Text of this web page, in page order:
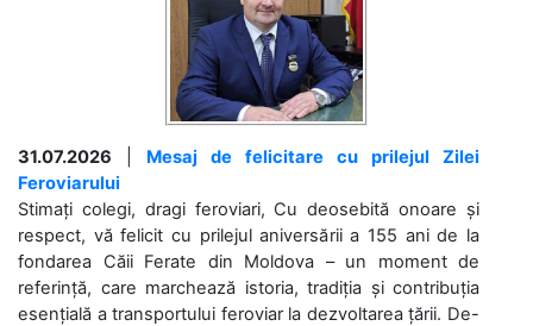
31.07.2026
Mesaj de felicitare cu prilejul Zilei
Feroviarului
Stimați colegi, dragi feroviari, Cu deosebită onoare și
respect, vă felicit cu prilejul aniversării a 155 ani de la
fondarea Căii Ferate din Moldova – un moment de
referință, care marchează istoria, tradiția și contribuția
esențială a transportului feroviar la dezvoltarea țării. De-